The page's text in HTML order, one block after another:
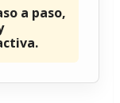
a paso,